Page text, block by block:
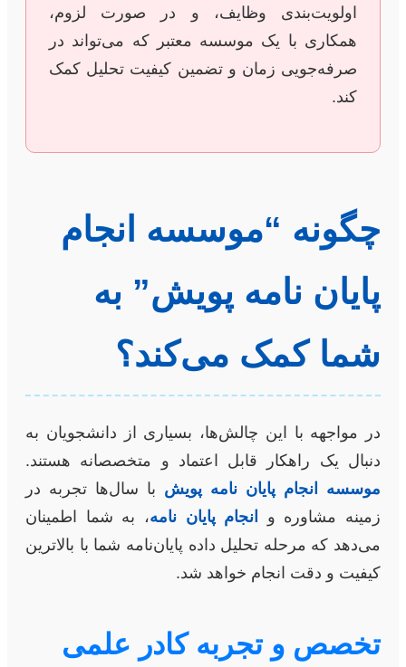
اولویت‌بندی وظایف، و در صورت لزوم،
همکاری با یک موسسه معتبر که می‌تواند در
صرفه‌جویی زمان و تضمین کیفیت تحلیل کمک
کند.
چگونه “موسسه انجام
پایان نامه پویش” به
شما کمک می‌کند؟
در مواجهه با این چالش‌ها، بسیاری از دانشجویان به
دنبال یک راهکار قابل اعتماد و متخصصانه هستند.
موسسه انجام پایان نامه پویش با سال‌ها تجربه در
زمینه مشاوره و
انجام پایان نامه، به شما اطمینان
می‌دهد که مرحله تحلیل داده پایان‌نامه شما با بالاترین
کیفیت و دقت انجام خواهد شد.
تخصص و تجربه کادر علمی